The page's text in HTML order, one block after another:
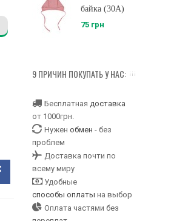
байка (30A)
75 грн
9 ПРИЧИН ПОКУПАТЬ У НАС:
Бесплатная доставка
от 1000грн.
Нужен обмен - без
проблем
Доставка почти по
всему миру
Удобные
способы оплаты на выбор
Оплата частями без